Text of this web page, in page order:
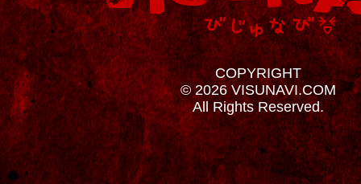
COPYRIGHT
© 2026 VISUNAVI.COM
All Rights Reserved.